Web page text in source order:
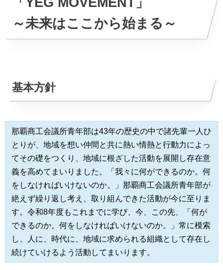
～未来はここから始まる～
基本方針
那覇商工会議所青年部は43年の歴史の中で諸先輩一人ひ
とりが、地域を想い仲間と共に熱い情熱と行動力によっ
てその礎をつくり、地域に根ざした活動を展開し存在意
義を高めてまいりました。「我々に何ができるのか。何
をしなければいけないのか。」那覇商工会議所青年部が
絶えず繰り返し考え、取り組んできた活動が今に至りま
す。令和8年度もこれまでに学び、今、この先、「何が
できるのか。何をしなければいけないのか。」常に模索
し、人に、時代に、地域に求められる組織として存在し
続けていけるよう活動してまいります。